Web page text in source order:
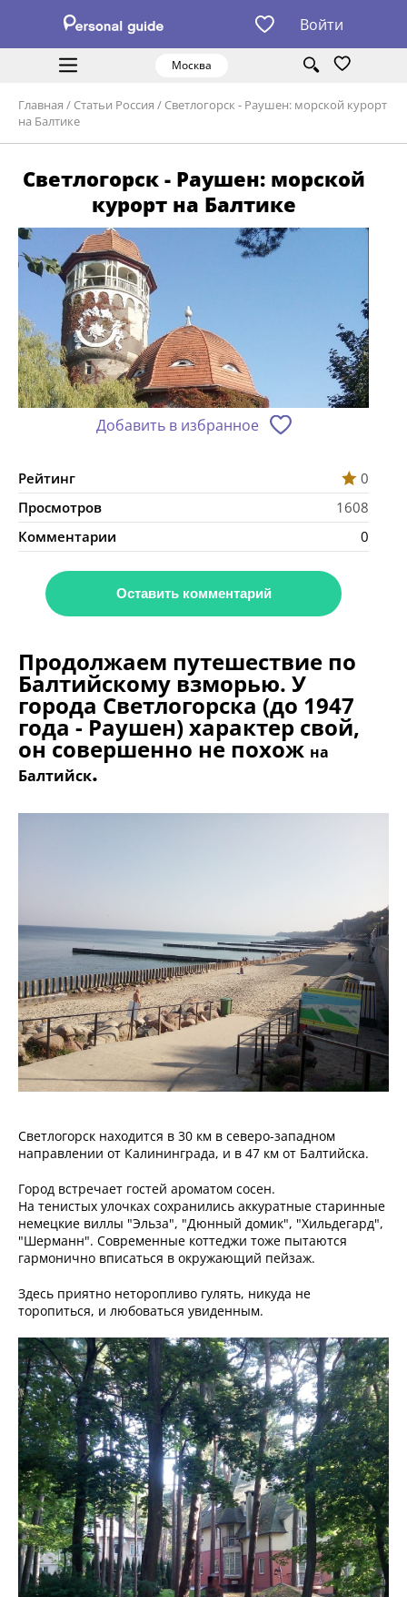
Войти
Москва
Главная / Статьи Россия / Светлогорск - Раушен: морской курорт
на Балтике
Светлогорск - Раушен: морской
курорт на Балтике
Добавить в избранное
Рейтинг
0
Просмотров
1608
Комментарии
0
Оставить комментарий
Продолжаем путешествие по
Балтийскому взморью. У
города Светлогорска (до 1947
года - Раушен) характер свой,
он совершенно не похож на
Балтийск.
Светлогорск находится в 30 км в северо-западном
направлении от Калининграда, и в 47 км от Балтийска.
Город встречает гостей ароматом сосен.
На тенистых улочках сохранились аккуратные старинные
немецкие виллы "Эльза", "Дюнный домик", "Хильдегард",
"Шерманн". Современные коттеджи тоже пытаются
гармонично вписаться в окружающий пейзаж.
Здесь приятно неторопливо гулять, никуда не
торопиться, и любоваться увиденным.